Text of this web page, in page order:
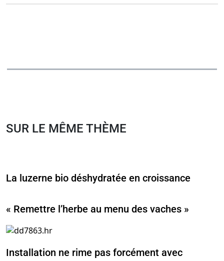
SUR LE MÊME THÈME
La luzerne bio déshydratée en croissance
« Remettre l’herbe au menu des vaches »
Installation ne rime pas forcément avec